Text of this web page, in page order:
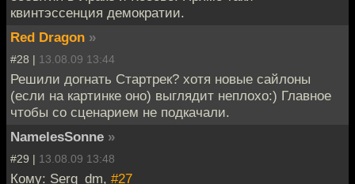
квинтэссенция демократии.
Red Dragon »
#28 | 13.08.09 13:44
Решили догнать Стартрек? хотя новые сайлоны
(если на картинке оно) выглядит неплохо:) Главное
чтобы со сценарием не подкачали.
NamelesSonne »
#29 | 13.08.09 13:48
Кому: Serg_dm, #27